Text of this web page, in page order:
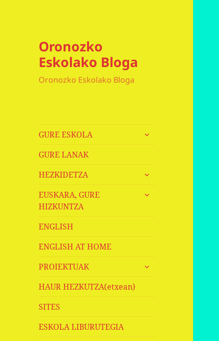
Oronozko
Eskolako Bloga
Oronozko Eskolako Bloga
GURE ESKOLA
haurren
GURE LANAK
HEZKIDETZA
haurren
zabaldu
EUSKARA, GURE
HIZKUNTZA
haurren
ENGLISH
ENGLISH AT HOME
PROIEKTUAK
haurren
HAUR HEZKUTZA(etxean)
SITES
ESKOLA LIBURUTEGIA